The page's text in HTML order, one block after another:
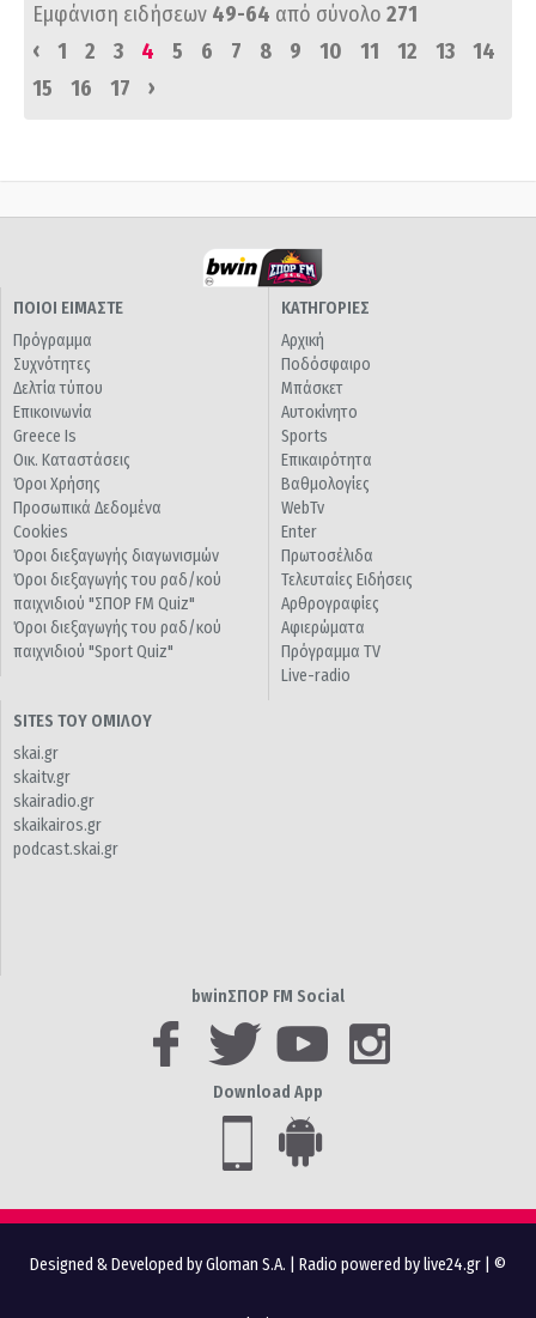
Εμφάνιση ειδήσεων 49-64 από σύνολο 271
‹
1 2 3 4 5 6 7 8 9 10 11 12 13
14
15
16 17 ›
ΠΟΙΟΙ ΕΙΜΑΣΤΕ
Πρόγραμμα
Συχνότητες
Δελτία τύπου
Επικοινωνία
Greece Is
Οικ. Καταστάσεις
Όροι Χρήσης
Προσωπικά Δεδομένα
Cookies
Όροι διεξαγωγής διαγωνισμών
Όροι διεξαγωγής του ραδ/κού
παιχνιδιού "ΣΠΟΡ FM Quiz"
Όροι διεξαγωγής του ραδ/κού
παιχνιδιού "Sport Quiz"
ΚΑΤΗΓΟΡΙΕΣ
Αρχική
Ποδόσφαιρο
Μπάσκετ
Αυτοκίνητο
Sports
Επικαιρότητα
Βαθμολογίες
WebTv
Enter
Πρωτοσέλιδα
Τελευταίες Ειδήσεις
Αρθρογραφίες
Αφιερώματα
Πρόγραμμα TV
Live-radio
SITES ΤΟΥ ΟΜΙΛΟΥ
skai.gr
skaitv.gr
skairadio.gr
skaikairos.gr
podcast.skai.gr
bwinΣΠΟΡ FM Social
Download App
Designed & Developed by Gloman S.A. Radio powered by live24.gr | ©